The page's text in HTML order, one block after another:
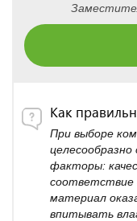
Как
При выборе
факторы:
соответствие
материал
впитывать